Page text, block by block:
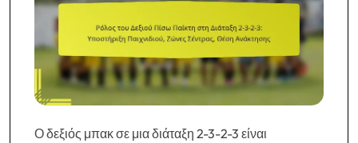
Ο δεξιός μπακ σε μια διάταξη 2-3-2-3 είναι